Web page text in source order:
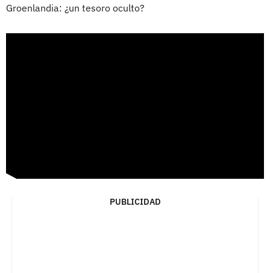
Groenlandia: ¿un tesoro oculto?
PUBLICIDAD